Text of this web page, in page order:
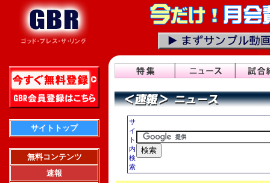
サイトトップ
無料コンテンツ
速報
サ
イ
ト
内
検
索